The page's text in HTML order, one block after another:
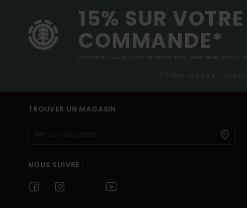
15% SUR
COMMANDE*
Abonnez-vous pour recevoir nos dernières actus
(*) Offre valable en ligne
TROUVER UN MAGASIN
NOUS SUIVRE :